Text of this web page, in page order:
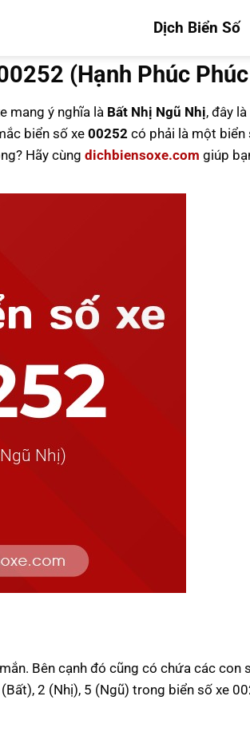
Dịch Biển Số
(Hạnh Phúc
mang ý nghĩa là Bất Nhị Ngũ Nhị, đây
biển số xe 00252 có phải là một biển
Hãy cùng dichbiensoxe.com giúp
Bên cạnh đó cũng có chứa các con
2 (Nhị), 5 (Ngũ) trong biển số xe